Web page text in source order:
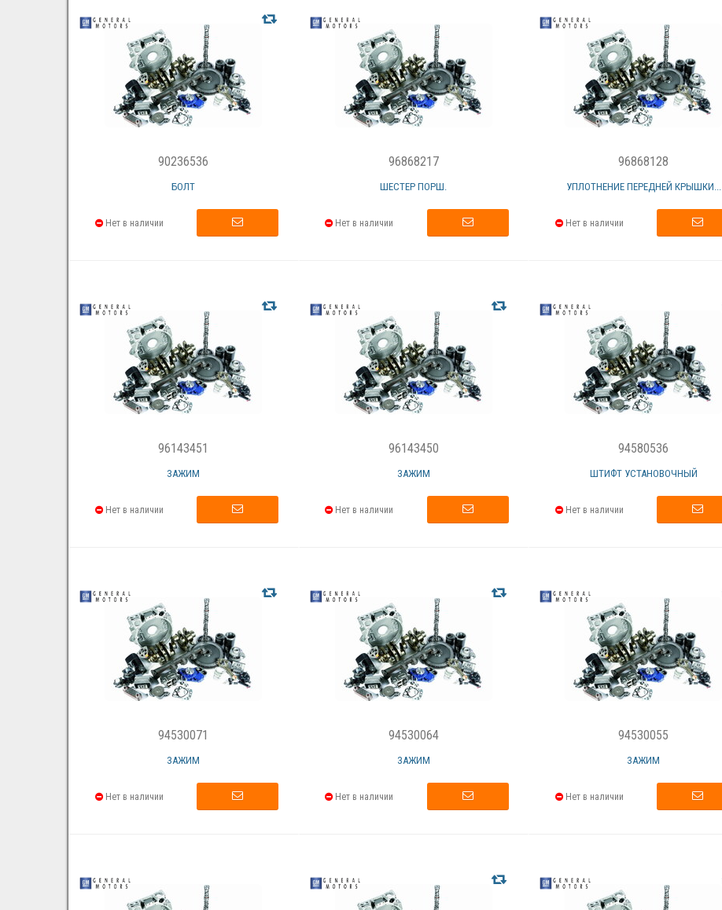
90236536
БОЛТ
Нет в наличии
96868217
ШЕСТЕР ПОРШ.
Нет в наличии
96868128
УПЛОТНЕНИЕ ПЕРЕДНЕЙ КРЫШКИ...
Нет в наличии
96143451
ЗАЖИМ
Нет в наличии
96143450
ЗАЖИМ
Нет в наличии
94580536
ШТИФТ УСТАНОВОЧНЫЙ
Нет в наличии
94530071
ЗАЖИМ
Нет в наличии
94530064
ЗАЖИМ
Нет в наличии
94530055
ЗАЖИМ
Нет в наличии